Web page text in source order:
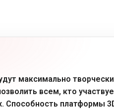
максимально
всем, кто
Способность платформы